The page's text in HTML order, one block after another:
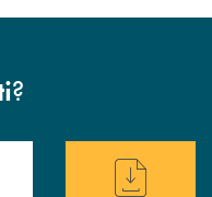
?
assistenza immediata ?
Hai bisogno di